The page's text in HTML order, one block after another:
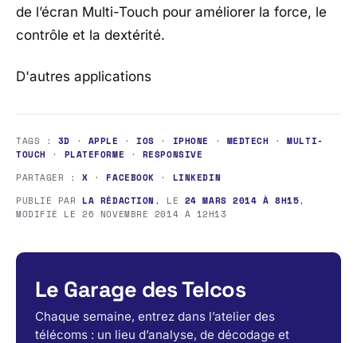
de l’écran Multi-Touch pour améliorer la force, le
contrôle et la dextérité.
D'autres applications
TAGS : 3D · APPLE ·IOS · IPHONE · MEDTECH ·MULTI-
TOUCH
· PLATEFORME · RESPONSIVE
PARTAGER :X · FACEBOOK · LINKEDIN
PUBLIÉ PAR LA RÉDACTION , LE 24 MARS 2014 À 8H15,
MODIFIÉ LE26 NOVEMBRE 2014 À 12H13
Le Garage des Telcos
Chaque semaine, entrez dans l’atelier des
télécoms : un lieu d’analyse, de décodage et